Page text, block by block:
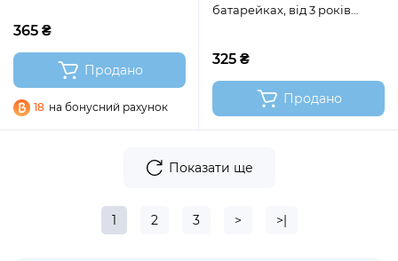
365 ₴
Продано
18 на бонусний рахунок
батарейках, від 3 років
325 ₴
Продано
Показати ще
1 2 3 > >|